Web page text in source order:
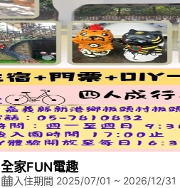
雙人台北-雲林來回
0元起。
嘉義站上下車及非上
期間：
(1)2026/07/01起乘
廂對號座或商務車廂
票票價95折優惠，另
辦優惠活動。
全家FUN電趣
入住期間 2025/07/01 ~ 2026/12/31